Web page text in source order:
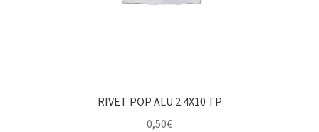
RIVET POP ALU 2.4X10 TP
0,50€